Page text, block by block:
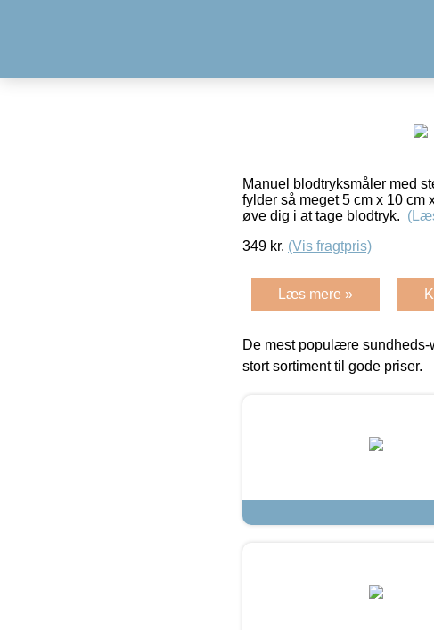
Manuel blodtryksmåler med
fylder så meget 5 cm x 10 cm
øve dig i at tage blodtryk.
349 kr. (Vis fragtpris)
Læs mere »
De mest populære
stort sortiment til gode priser.